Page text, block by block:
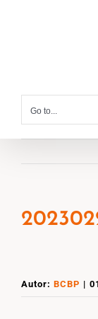
Go to...
Autor: BCBP |